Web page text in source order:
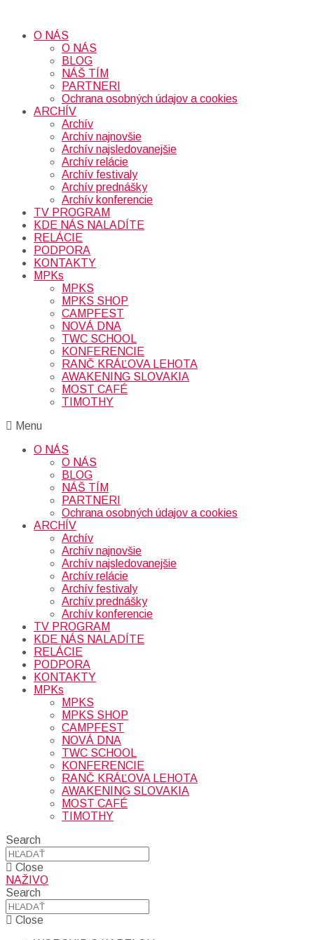
O NÁS
O NÁS
BLOG
NÁŠ TÍM
PARTNERI
Ochrana osobných údajov a cookies
ARCHÍV
Archív
Archív najnovšie
Archív najsledovanejšie
Archív relácie
Archív festivaly
Archív prednášky
Archív konferencie
TV PROGRAM
KDE NÁS NALADÍTE
RELÁCIE
PODPORA
KONTAKTY
MPKs
MPKS
MPKS SHOP
CAMPFEST
NOVÁ DNA
TWC SCHOOL
KONFERENCIE
RANČ KRÁĽOVA LEHOTA
AWAKENING SLOVAKIA
MOST CAFÉ
TIMOTHY
Menu
O NÁS
O NÁS
BLOG
NÁŠ TÍM
PARTNERI
Ochrana osobných údajov a cookies
ARCHÍV
Archív
Archív najnovšie
Archív najsledovanejšie
Archív relácie
Archív festivaly
Archív prednášky
Archív konferencie
TV PROGRAM
KDE NÁS NALADÍTE
RELÁCIE
PODPORA
KONTAKTY
MPKs
MPKS
MPKS SHOP
CAMPFEST
NOVÁ DNA
TWC SCHOOL
KONFERENCIE
RANČ KRÁĽOVA LEHOTA
AWAKENING SLOVAKIA
MOST CAFÉ
TIMOTHY
Search
Close
NAŽIVO
Search
Close